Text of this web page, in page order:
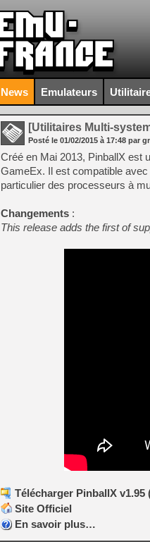
News Emulateurs
[Utilitaires Multi-
Posté le 01/02/2015 à 17:48 par
Créé en Mai 2013, PinballX est
GameEx. Il est compatible
particulier des processeurs à
Changements :
This release adds the first of
Télécharger PinballX v1.95
Site Officiel
En savoir plus…